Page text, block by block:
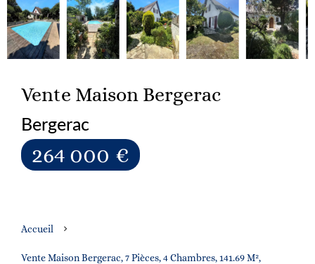
Vente Maison Bergerac
Bergerac
264 000 €
Accueil
Vente Maison Bergerac, 7 Pièces, 4 Chambres, 141.69 M²,